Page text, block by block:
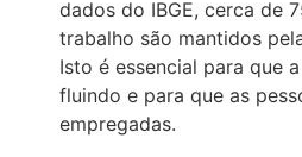
dados do IBGE, cerca de
trabalho são mantidos
Isto é essencial para que
fluindo e para que as
empregadas.